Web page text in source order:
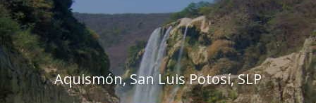
Aquismón, San Luis Potosí, SLP